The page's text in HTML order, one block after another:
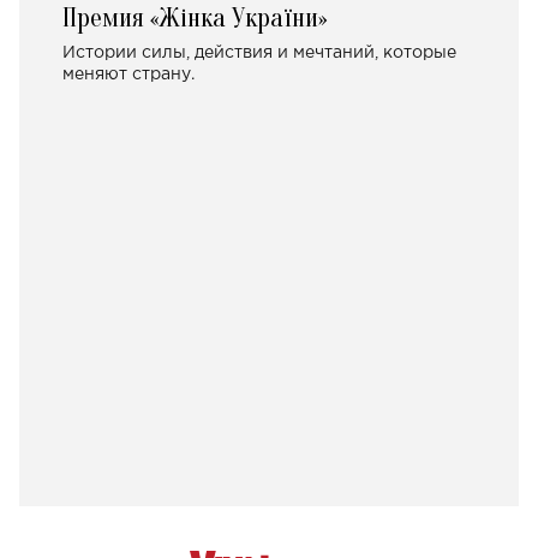
Премия «Жінка України»
Истории силы, действия и мечтаний, которые
меняют страну.